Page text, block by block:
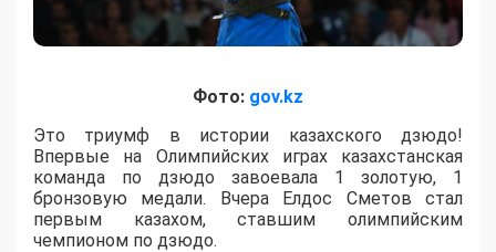
Фото: gov.kz
Это триумф в истории казахского дзюдо!
Впервые на Олимпийских играх казахстанская
команда по дзюдо завоевала 1 золотую, 1
бронзовую медали. Вчера Елдос Сметов стал
первым казахом, ставшим олимпийским
чемпионом по дзюдо.